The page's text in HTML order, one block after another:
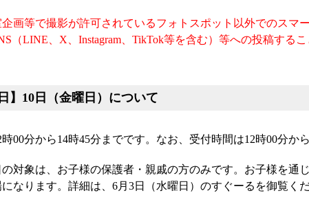
画等で撮影が許可されているフォトスポット以外でのスマ
（LINE、X、Instagram、TikTok等を含む）等への投稿する
】10日（金曜日）について
00分から14時45分までです。なお、受付時間は12時00分か
対象は、お子様の保護者・親戚の方のみです。お子様を通
なります。詳細は、6月3日（水曜日）のすぐーるを御覧くだ